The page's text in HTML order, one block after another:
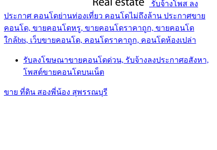
รับจ้างโพส ลง
ประกาศ คอนโดย่านท่องเที่ยว คอนโดไม่ถึงล้าน ประกาศขาย
คอนโด, ขายคอนโดหรู, ขายคอนโดราคาถูก, ขายคอนโด
ใกล้bts, เว็บขายคอนโด, คอนโดราคาถูก, คอนโดห้องเปล่า
รับลงโฆษณาขายคอนโดด่วน, รับจ้างลงประกาศอสังหา,
โพสต์ขายคอนโดบนเน็ต
ขาย ที่ดิน สองพี่น้อง สุพรรณบุรี